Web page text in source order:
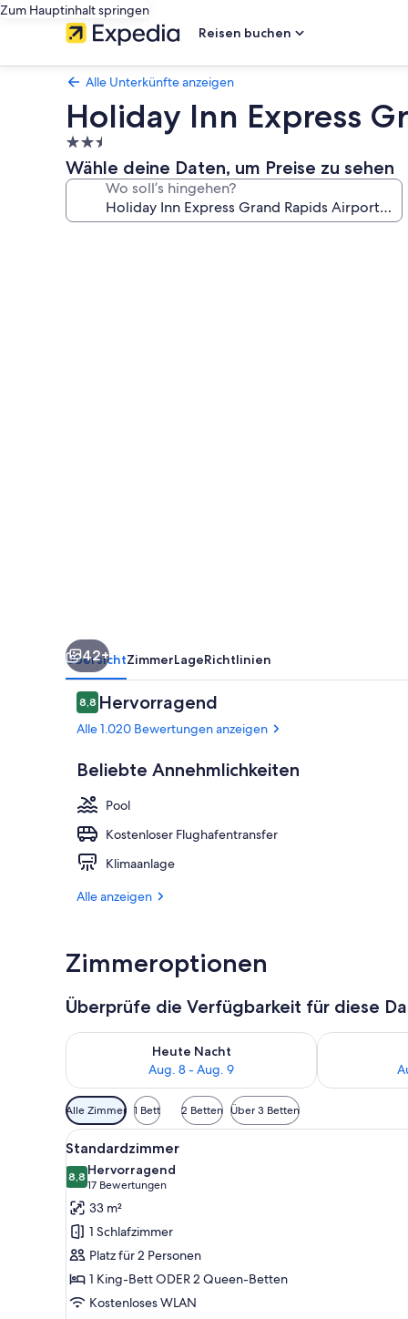
Zum Hauptinhalt springen
Reisen buchen
Alle Unterkünfte anzeigen
Holiday Inn Express
2.5-
Sterne-
Unterkunft
Wähle deine Daten, um Preise zu sehen
Wo soll’s hingehen?
42+
ÜbersichtZimmerLageRichtlinien
Bewertungen
8,88,8 von 10.
Hervorragend
Alle 1.020 Bewertungen anzeigen
Beliebte Annehmlichkeiten
Pool
Kostenloser Flughafentransfer
Klimaanlage
Alle anzeigen
Zimmeroptionen
Überprüfe die Verfügbarkeit für diese
Heute Nacht
Aug. 8 - Aug. 9
Überprüfe die Verfügbarkeit für heute Nacht, Aug. 8
Überprüfe
Verfügbare
Filter
für
Zimmer
Alle Zimmer 1 Bett 2 Betten Über 3 Betten
Alle
Fotos
für
Standardzimmer
anzeigen
Ein Hotelzimmer mit einem
5
Standardzimmer
8,88,8 von 10
Hervorragend
17 Bewertungen
(17
Bewertungen)
33 m²
1 Schlafzimmer
Platz für 2 Personen
1 King-Bett ODER 2 Queen-Betten
Kostenloses WLAN